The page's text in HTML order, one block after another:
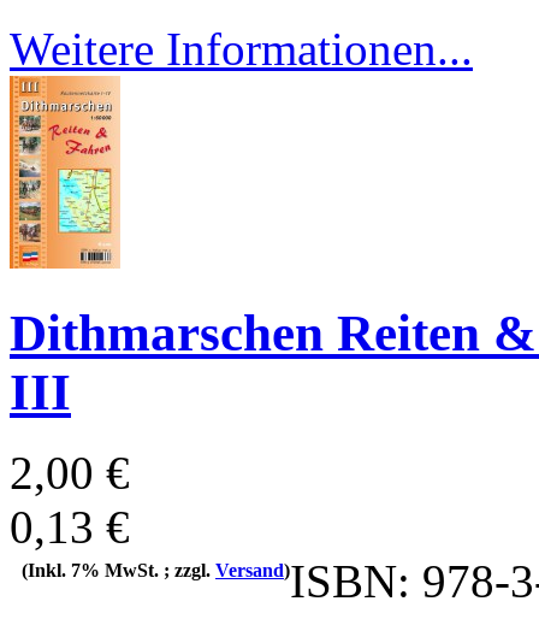
Weitere Informationen...
Dithmarschen Reiten
III
2,00 €
0,13 €
(Inkl. 7% MwSt. ; zzgl. Versand)ISBN: 978-